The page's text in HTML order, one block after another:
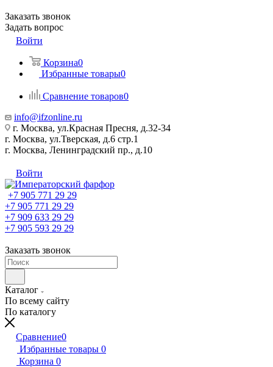
Заказать звонок
Задать вопрос
Войти
Корзина0
Избранные товары0
Сравнение товаров0
info@ifzonline.ru
г. Москва, ул.Красная Пресня, д.32-34
г. Москва, ул.Тверская, д.6 стр.1
г. Москва, Ленинградский пр., д.10
Войти
+7 905 771 29 29
+7 905 771 29 29
+7 909 633 29 29
+7 905 593 29 29
Заказать звонок
Каталог
По всему сайту
По каталогу
Сравнение0
Избранные товары 0
Корзина 0